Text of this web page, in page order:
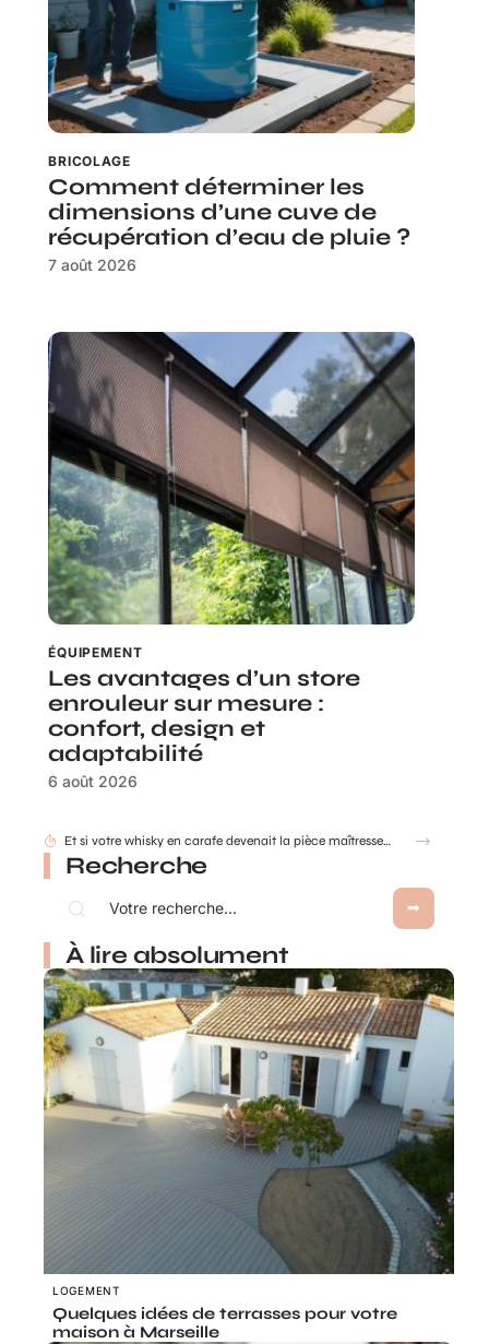
BRICOLAGE
Comment déterminer les
dimensions d’une cuve de
récupération d’eau de pluie ?
7 août 2026
ÉQUIPEMENT
Les avantages d’un store
enrouleur sur mesure :
confort, design et
adaptabilité
6 août 2026
Comment déterminer les dimensions d’une cuve de récupération d’eau de pluie ?
Recherche
À lire absolument
LOGEMENT
Quelques idées de terrasses pour votre
maison à Marseille